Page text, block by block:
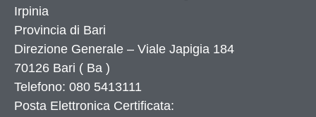
Irpinia
Provincia di Bari
Direzione Generale – Viale Japigia 184
70126 Bari ( Ba )
Telefono: 080 5413111
Posta Elettronica Certificata: